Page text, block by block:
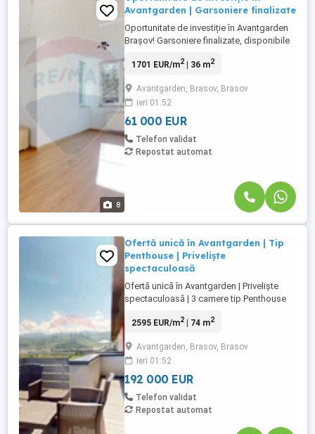
8
Avantgarden | Garsoniere finalizate
Oportunitate de investiție în Avantgarden
Brașov! Garsoniere finalizate, disponibile
Avantgarden Brașov – ideale pentru:
*Investiție cu randament bun *Locuință
proprie la preț accesibil Detalii și
Caracteristici Tehnice: * ...
1701 EUR/m2| 36 m2
Avantgarden, Brasov, Brasov
ieri 01:52
61 000 EUR
Telefon validat
Repostat automat
Ofertă unică în Avantgarden | Tip
Penthouse | Priveliște
spectaculoasă
Ofertă unică în Avantgarden | Priveliște
spectaculoasă | 3 camere tip Penthouse
locuințe care îți schimbă complet modul în
imobiliar și îți prezint acest apartament de
3 camere tip penthouse situat la etajul 9,
care face ...
2595 EUR/m2| 74 m2
Avantgarden, Brasov, Brasov
ieri 01:52
192 000 EUR
Telefon validat
Repostat automat